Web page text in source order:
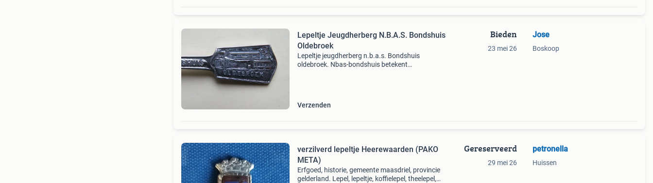
Lepeltje Jeugdherberg N.B.A.S. Bondshuis
Oldebroek
Lepeltje jeugdherberg n.b.a.s. Bondshuis
oldebroek. Nbas-bondshuis betekent
Verzenden
Bieden
23 mei 26
Jose
Boskoop
verzilverd lepeltje Heerewaarden (PAKO
META)
Erfgoed, historie, gemeente maasdriel, provincie
gelderland. Lepel, lepeltje, koffielepel, theelepel,
Gereserveerd
29 mei 26
petronella
Huissen